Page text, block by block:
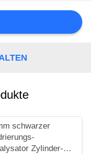
schwarzer
Zylinder-